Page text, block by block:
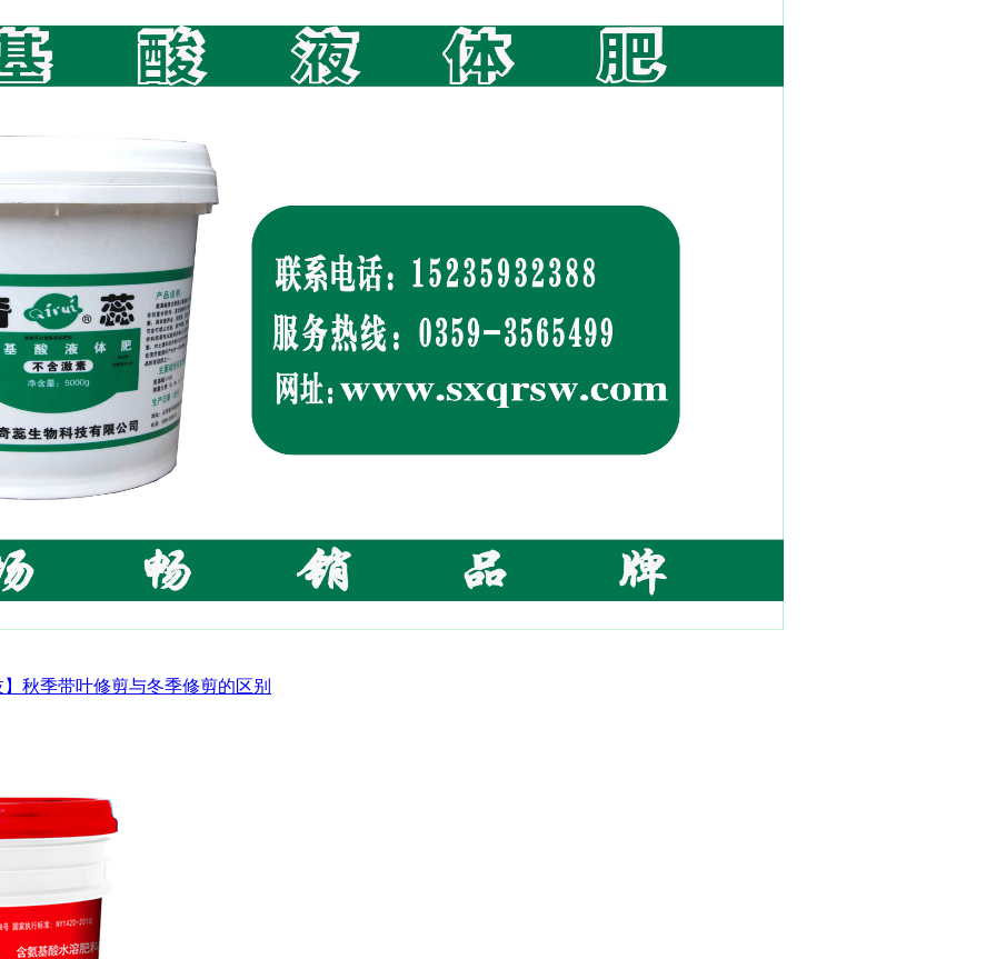
秋季带叶修剪与冬季修剪的区别